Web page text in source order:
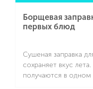
Борщевая
первых блюд
Сушеная заправка
сохраняет вкус
получаются в одном